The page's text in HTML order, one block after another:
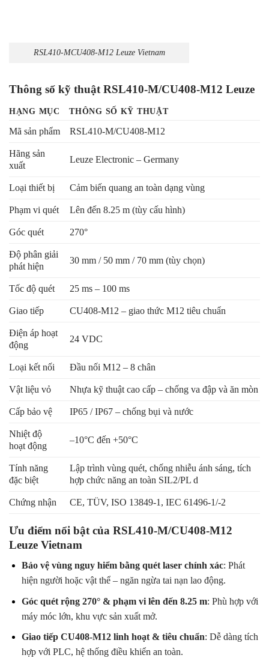
RSL410-MCU408-M12 Leuze Vietnam
Thông số kỹ thuật RSL410-M/CU408-M12 Leuze
HẠNG MỤC THÔNG SỐ KỸ THUẬT
Mã sản phẩm RSL410-M/CU408-M12
Hãng sản
xuất
Leuze Electronic – Germany
Loại thiết bị Cảm biến quang an toàn dạng vùng
Phạm vi quét Lên đến 8.25 m (tùy cấu hình)
Góc quét 270°
Độ phân giải
phát hiện
30 mm / 50 mm / 70 mm (tùy chọn)
Tốc độ quét 25 ms – 100 ms
Giao tiếp CU408-M12 – giao thức M12 tiêu chuẩn
Điện áp hoạt
động
24 VDC
Loại kết nối Đầu nối M12 – 8 chân
Vật liệu vỏ Nhựa kỹ thuật cao cấp – chống va đập và ăn mòn
Cấp bảo vệ IP65 / IP67 – chống bụi và nước
Nhiệt độ
hoạt động
–10°C đến +50°C
Tính năng
đặc biệt
Lập trình vùng quét, chống nhiễu ánh sáng, tích
hợp chức năng an toàn SIL2/PL d
Chứng nhận CE, TÜV, ISO 13849-1, IEC 61496-1/-2
Ưu điểm nổi bật của RSL410-M/CU408-M12
Leuze Vietnam
Bảo vệ vùng nguy hiểm bằng quét laser chính xác: Phát
hiện người hoặc vật thể – ngăn ngừa tai nạn lao động.
Góc quét rộng 270° & phạm vi lên đến 8.25 m: Phù hợp với
máy móc lớn, khu vực sản xuất mở.
Giao tiếp CU408-M12 linh hoạt & tiêu chuẩn: Dễ dàng tích
hợp với PLC, hệ thống điều khiển an toàn.